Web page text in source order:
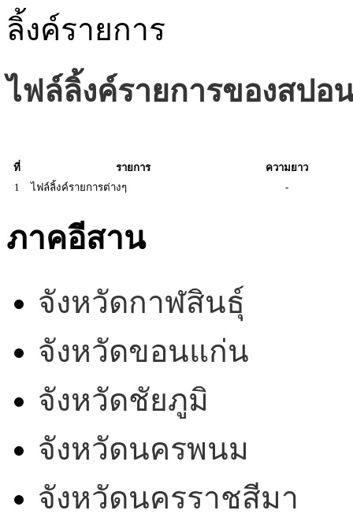
MODULE SBAHJAOUI YOUTUBE
MODULE SBAHJAOUI ACCORDION MENU
ลิ้งค์รายการ
ไฟล์ลิ้งค์รายการของสปอ
ที่ รายการ
ความยาว
1
ไฟล์ลิ้งค์รายการต่างๆ -
ภาคอีสาน
จังหวัดกาฬสินธุ์
จังหวัดขอนแก่น
จังหวัดชัยภูมิ
จังหวัดนครพนม
จังหวัดนครราชสีมา